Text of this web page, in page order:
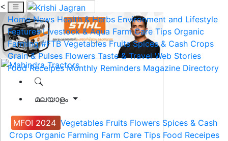
<
Home News Health & Herbs Environment and Lifestyle
Features Livestock & Aqua Farm Care Tips Organic
Farming #FTB Vegetables Fruits Spices & Cash Crops
Grain & Pulses Flowers Taste & Travel Web Stories
Food Receipes Monthly Reminders Magazine Directory
മലയാളം
MFOI 2024 Vegetables Fruits Flowers Spices & Cash
Crops Organic Farming Farm Care Tips Food Receipes